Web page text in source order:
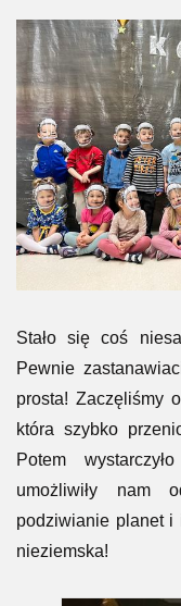
Stało się coś
Pewnie
prosta! Zaczęliśmy
która szybko
Potem
umożliwiły nam
podziwianie planet i
nieziemska!